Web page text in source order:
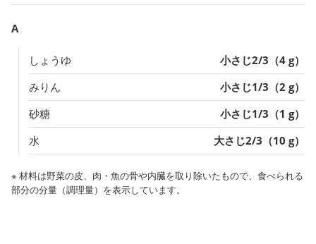
A
しょうゆ
小さじ2/3（4 g）
みりん
小さじ1/3（2 g）
砂糖
小さじ1/3（1 g）
水
大さじ2/3（10 g）
※ 材料は野菜の皮、肉・魚の骨や内臓を取り除いたもので、食べられる
部分の分量（調理量）を表示しています。